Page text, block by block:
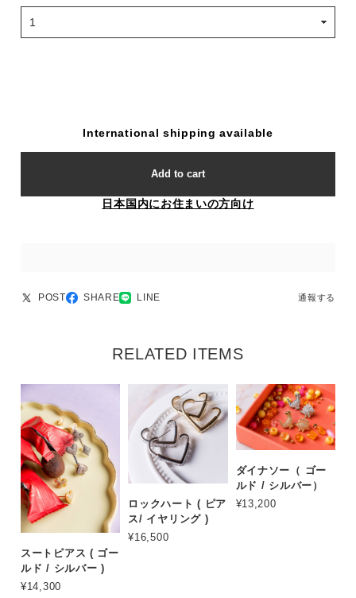
International shipping available
Add to cart
日本国内にお住まいの方向け
POST SHARE LINE 通報する
RELATED ITEMS
スートピアス ( ゴー
ルド / シルバー )
¥14,300
ロックハート ( ピア
ス/ イヤリング )
¥16,500
ダイナソー（ ゴー
ルド / シルバー）
¥13,200